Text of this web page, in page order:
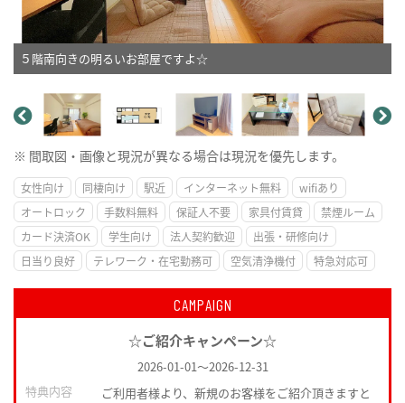
５階南向きの明るいお部屋ですよ☆
※ 間取図・画像と現況が異なる場合は現況を優先します。
女性向け 同棲向け 駅近 インターネット無料
wifiあり
オートロック
手数料無料 保証人不要 家具付賃貸
禁煙ルーム
カード決済OK
学生向け 法人契約歓迎
出張・研修向け
日当り良好
テレワーク・在宅勤務可 空気清浄機付 特急対応可
CAMPAIGN
☆ご紹介キャンペーン☆
2026-01-01～2026-12-31
特典内容
ご利用者様より、新規のお客様をご紹介頂きますと